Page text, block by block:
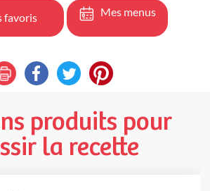
favoris Mes menus
produits pour
la recette